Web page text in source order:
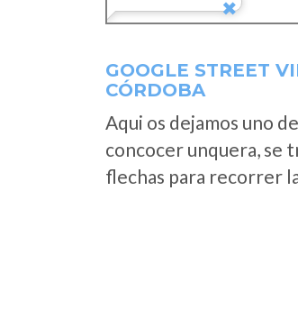
GOOGLE STREET
CÓRDOBA
Aqui os dejamos uno
concocer unquera, se
flechas para recorrer